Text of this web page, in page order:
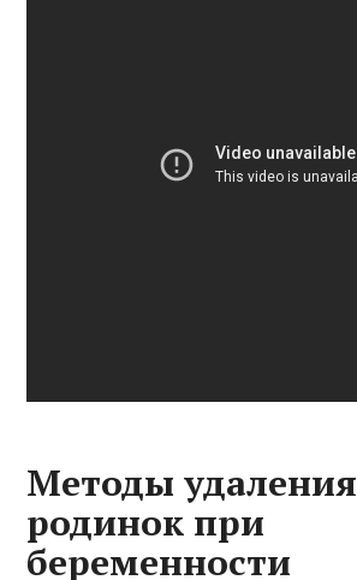
Методы удаления
родинок при
беременности